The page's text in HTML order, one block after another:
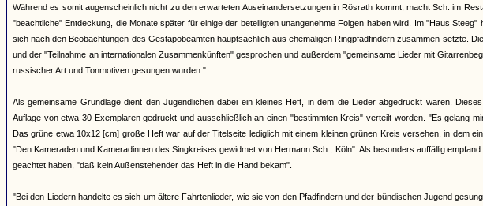
Während es somit augenscheinlich nicht zu den erwarteten Auseinandersetzungen in Rösrath kommt, macht Sch. im
"beachtliche" Entdeckung, die Monate später für einige der beteiligten unangenehme Folgen haben wird. Im "Haus
sich nach den Beobachtungen des Gestapobeamten hauptsächlich aus ehemaligen Ringpfadfindern zusammen setzte.
und der "Teilnahme an internationalen Zusammenkünften" gesprochen und außerdem "gemeinsame Lieder mit
russischer Art und Tonmotiven gesungen wurden."
Als gemeinsame Grundlage dient den Jugendlichen dabei ein kleines Heft, in dem die Lieder abgedruckt waren.
Auflage von etwa 30 Exemplaren gedruckt und ausschließlich an einen "bestimmten Kreis" verteilt worden. "Es gelang
Das grüne etwa 10x12 [cm] große Heft war auf der Titelseite lediglich mit einem kleinen grünen Kreis versehen, in dem
"Den Kameraden und Kameradinnen des Singkreises gewidmet von Hermann Sch., Köln". Als besonders auffällig
geachtet haben, "daß kein Außenstehender das Heft in die Hand bekam".
"Bei den Liedern handelte es sich um ältere Fahrtenlieder, wie sie von den Pfadfindern und der bündischen Jugend